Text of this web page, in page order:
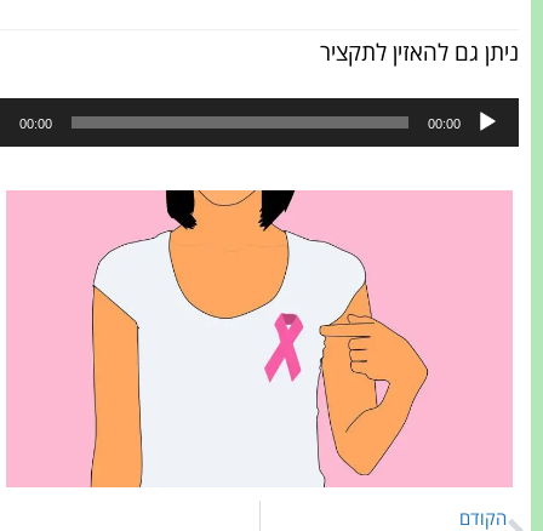
ניתן גם להאזין לתקציר
00:00
00:00
הקודם